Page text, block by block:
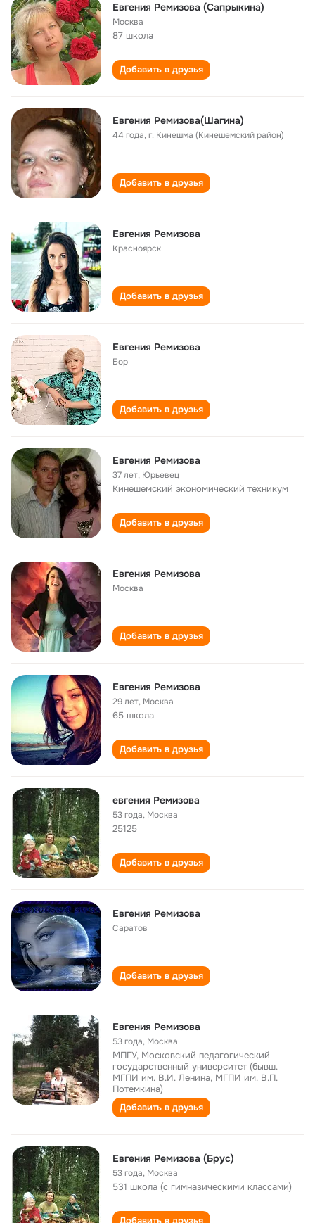
Евгения Ремизова (Сапрыкина)
Москва
87 школа
Добавить в друзья
Евгения Ремизова(Шагина)
44 года,г. Кинешма (Кинешемский район)
Добавить в друзья
Евгения Ремизова
Красноярск
Добавить в друзья
Евгения Ремизова
Бор
Добавить в друзья
Евгения Ремизова
37 лет, Юрьевец
Кинешемский экономический техникум
Добавить в друзья
Евгения Ремизова
Москва
Добавить в друзья
Евгения Ремизова
29 лет, Москва
65 школа
Добавить в друзья
евгения Ремизова
53 года, Москва
25125
Добавить в друзья
Евгения Ремизова
Саратов
Добавить в друзья
Евгения Ремизова
53 года, Москва
МПГУ, Московский педагогический
государственный университет (бывш.
МГПИ им. В.И. Ленина, МГПИ им. В.П.
Потемкина)
Добавить в друзья
Евгения Ремизова (Брус)
53 года, Москва
531 школа (с гимназическими классами)
Добавить в друзья